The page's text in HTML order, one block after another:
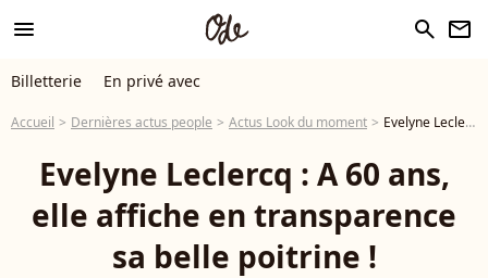
menu search newsletter
Billetterie En privé avec
Accueil Dernières actus people Actus Look du moment Evelyne Leclercq : A 60 ans, elle affiche en transparence sa belle poitrine !
Evelyne Leclercq : A 60 ans,
elle affiche en transparence
sa belle poitrine !